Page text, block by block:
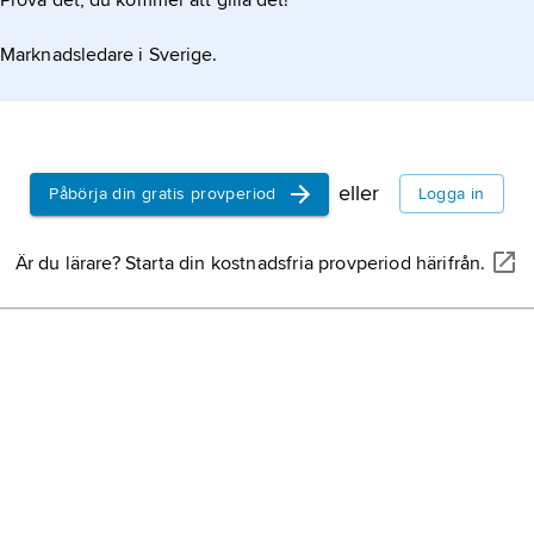
Marknadsledare i Sverige.
Påbörja din gratis provperiod eller Logga in
Är du lärare? Starta din kostnadsfria provperiod härifrån.